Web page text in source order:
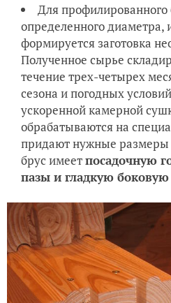
Для профилированного
определенного диаметра,
формируется заготовка
Полученное сырье
течение трех-четырех
сезона и погодных
ускоренной камерной
обрабатываются на
придают нужные размеры
брус имеетпосадочную
пазы и гладкую боковую